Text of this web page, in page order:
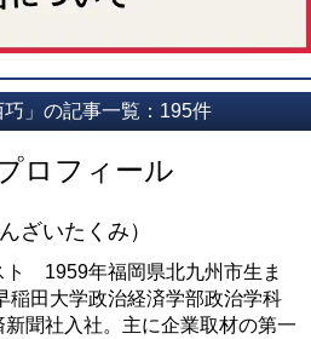
」の記事一覧：195件
ロフィール
ざいたくみ）
ト 1959年福岡県北九州市生ま
稲田大学政治経済学部政治学科
聞社入社。主に企業取材の第一